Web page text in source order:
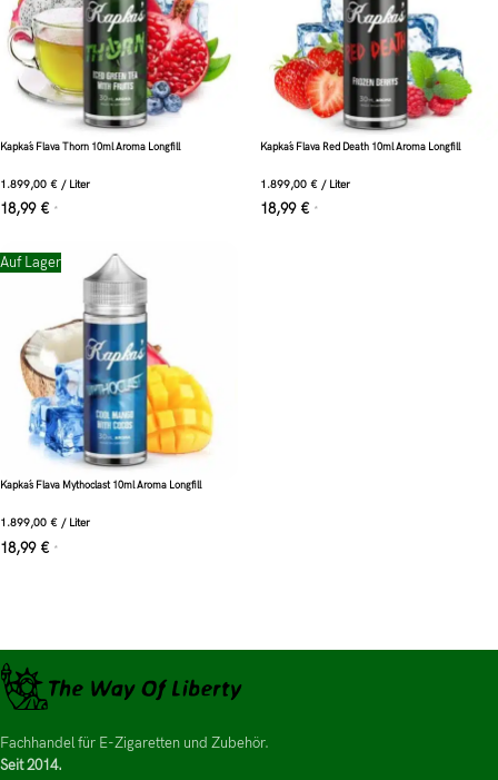
Kapka´s Flava Thorn 10ml Aroma Longfill
1.899,00 € / Liter
18,99 € *
Kapka´s Flava Red Death 10ml Aroma Longfill
1.899,00 € / Liter
18,99 € *
Auf Lager
Kapka´s Flava Mythoclast 10ml Aroma Longfill
1.899,00 € / Liter
18,99 € *
Fachhandel für E-Zigaretten und Zubehör.
Seit 2014.